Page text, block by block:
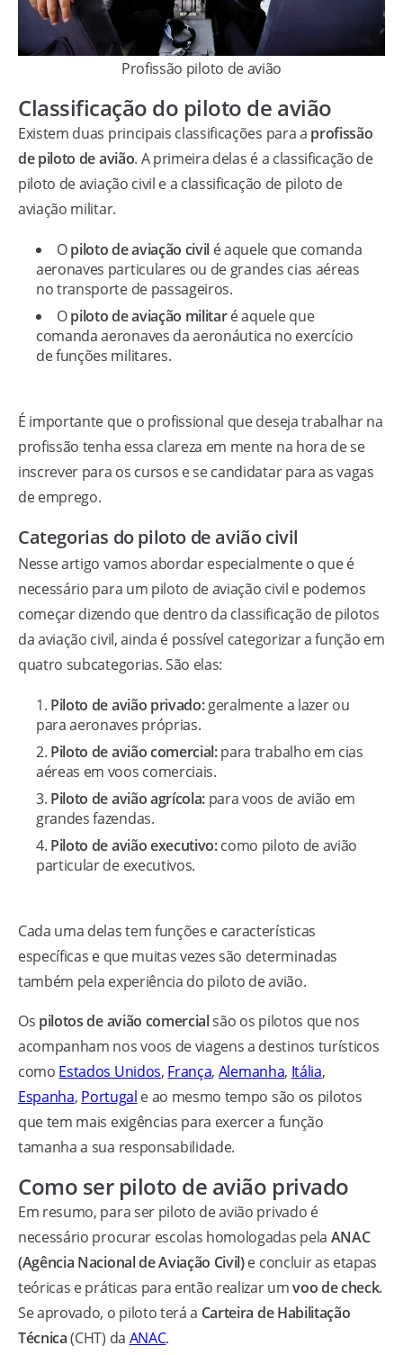
Profissão piloto de avião
Classificação do piloto de avião
Existem duas principais classificações para a profissão
de piloto de avião. A primeira delas é a classificação de
piloto de aviação civil e a classificação de piloto de
aviação militar.
Opiloto de aviação civil é aquele que comanda
aeronaves particulares ou de grandes cias aéreas
no transporte de passageiros.
Opiloto de aviação militaré aquele que
comanda aeronaves da aeronáutica no exercício
de funções militares.
É importante que o profissional que deseja trabalhar na
profissão tenha essa clareza em mente na hora de se
inscrever para os cursos e se candidatar para as vagas
de emprego.
Categorias do piloto de avião civil
Nesse artigo vamos abordar especialmente o que é
necessário para um piloto de aviação civil e podemos
começar dizendo que dentro da classificação de pilotos
da aviação civil, ainda é possível categorizar a função em
quatro subcategorias. São elas:
Piloto de avião privado:geralmente a lazer ou
para aeronaves próprias.
Piloto de avião comercial:para trabalho em cias
aéreas em voos comerciais.
Piloto de avião agrícola: para voos de avião em
grandes fazendas.
Piloto de avião executivo:como piloto de avião
particular de executivos.
Cada uma delas tem funções e características
específicas e que muitas vezes são determinadas
também pela experiência do piloto de avião.
Os pilotos de avião comercialsão os pilotos que nos
acompanham nos voos de viagens a destinos turísticos
como Estados Unidos, França, Alemanha, Itália,
Espanha, Portugal e ao mesmo tempo são os pilotos
que tem mais exigências para exercer a função
tamanha a sua responsabilidade.
Como ser piloto de avião privado
Em resumo, para ser piloto de avião privado é
necessário procurar escolas homologadas pela ANAC
(Agência Nacional de Aviação Civil)e concluir as etapas
teóricas e práticas para então realizar umvoo de check.
Se aprovado, o piloto terá a Carteira de Habilitação
Técnica(CHT) da ANAC.